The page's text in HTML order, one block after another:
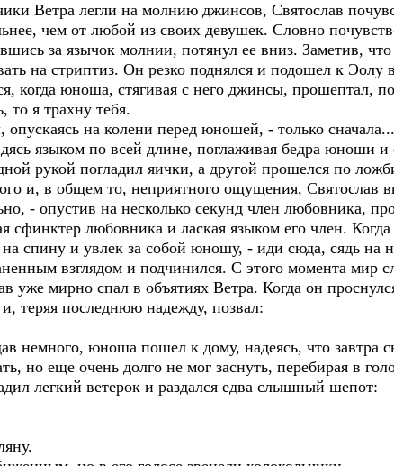
Ветра легли на молнию джинсов, Святослав
чем от любой из своих девушек. Словно
за язычок молнии, потянул ее вниз. Заметив,
на стриптиз. Он резко поднялся и подошел к
когда юноша, стягивая с него джинсы, прошептал,
то я трахну тебя.
на колени перед юношей, - только сначала...
языком по всей длине, поглаживая бедра юноши
рукой погладил яички, а другой прошелся по
и, в общем то, неприятного ощущения, Святослав
- опустив на несколько секунд член любовника,
сфинктер любовника и лаская языком его член.
спину и увлек за собой юношу, - иди сюда, сядь на
взглядом и подчинился. С этого момента мир
уже мирно спал в объятиях Ветра. Когда он
и, теряя последнюю надежду, позвал:
немного, юноша пошел к дому, надеясь, что завтра
но еще очень долго не мог заснуть, перебирая в
легкий ветерок и раздался едва слышный шепот: